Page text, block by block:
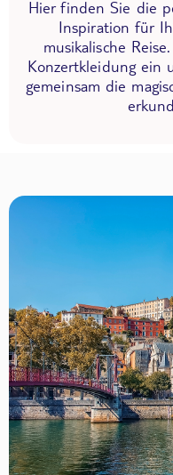
Hier finden Sie die
Inspiration für
musikalische
Konzertkleidung ein
gemeinsam die